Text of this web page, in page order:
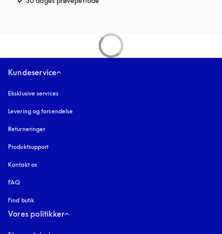
Kundeservice
Eksklusive services
Levering og forsendelse
Returneringer
Produktsupport
Kontakt os
FAQ
Find butik
Vores politikker